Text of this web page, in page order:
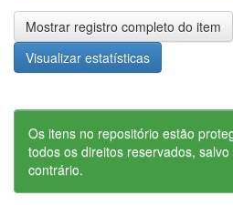
Mostrar registro completo do item
Visualizar estatísticas
Os itens no repositório estão
todos os direitos reservados,
contrário.